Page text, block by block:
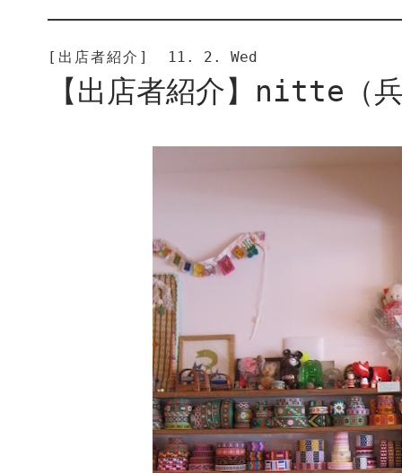
[出店者紹介] 11. 2. Wed
【出店者紹介】nitte（